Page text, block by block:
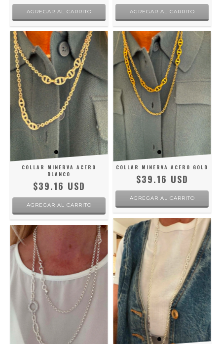
COLLAR MINERVA ACERO
BLANCO
$39.16 USD
COLLAR MINERVA ACERO GOLD
$39.16 USD